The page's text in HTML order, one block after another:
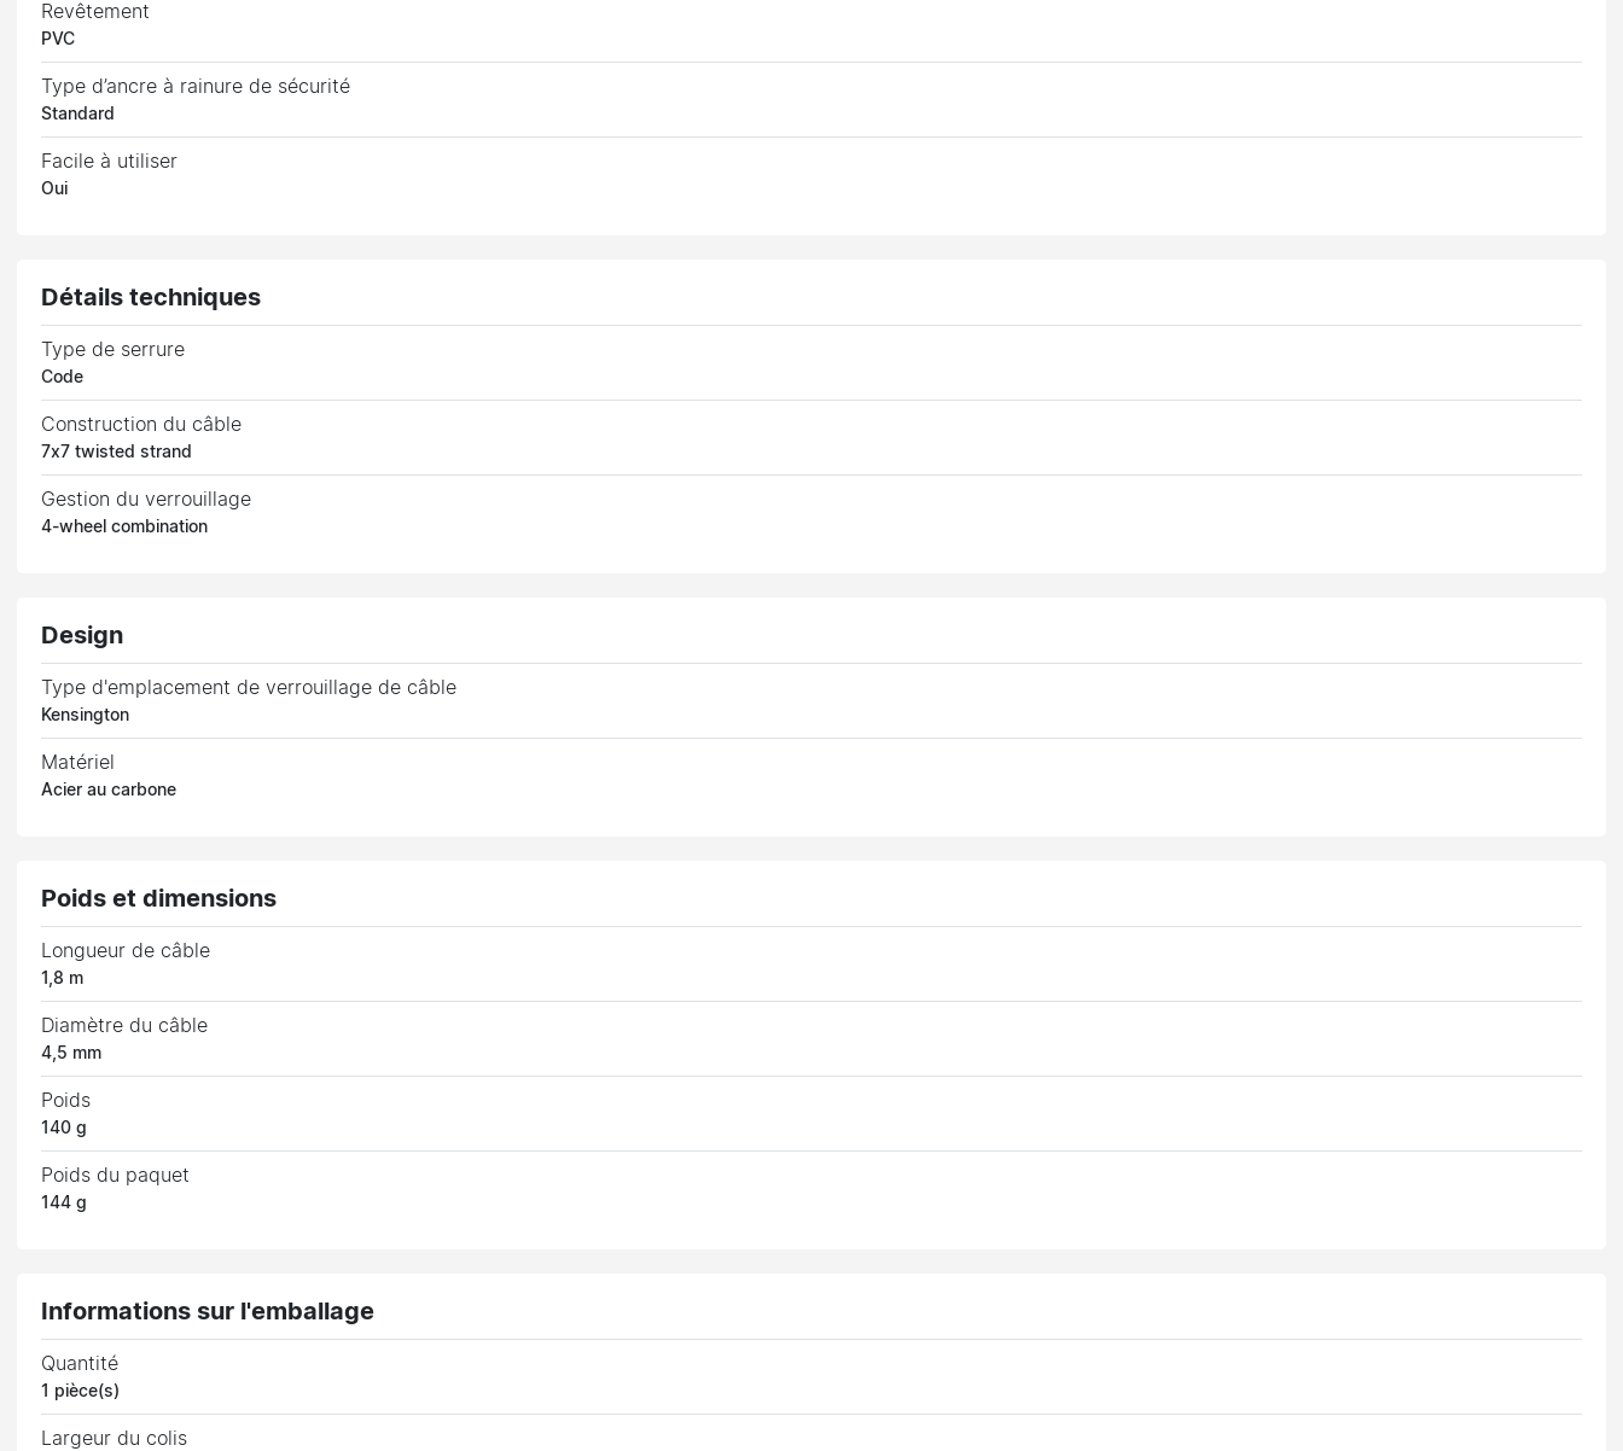
Revêtement
PVC
Type d’ancre à rainure de sécurité
Standard
Facile à utiliser
Oui
Détails techniques
Type de serrure
Code
Construction du câble
7x7 twisted strand
Gestion du verrouillage
4-wheel combination
Design
Type d'emplacement de verrouillage de câble
Kensington
Matériel
Acier au carbone
Poids et dimensions
Longueur de câble
1,8 m
Diamètre du câble
4,5 mm
Poids
140 g
Poids du paquet
144 g
Informations sur l'emballage
Quantité
1 pièce(s)
Largeur du colis